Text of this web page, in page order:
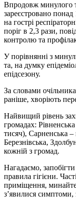
Впродовж минулого
зареєстровано
на гострі
поріг в 2,3 рази,
контролю та
У порівнянні з
та, на думку
епідсезону.
За словами
раніше, хворіють
Найвищий рівень
громадах:
тисяч), Сарненська –
Березнівська,
кожній з громад.
Нагадаємо,
правила гігієни.
приміщення,
з’явилися симптоми,